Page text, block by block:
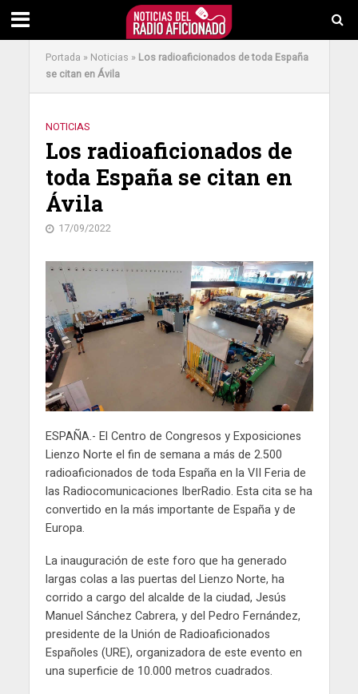
Portada » Noticias » Los radioaficionados de toda España
se citan en Ávila
NOTICIAS
Los radioaficionados de
toda España se citan en
Ávila
17/09/2022
ESPAÑA.- El Centro de Congresos y Exposiciones
Lienzo Norte el fin de semana a más de 2.500
radioaficionados de toda España en la VII Feria de
las Radiocomunicaciones IberRadio. Esta cita se ha
convertido en la más importante de España y de
Europa.
La inauguración de este foro que ha generado
largas colas a las puertas del Lienzo Norte, ha
corrido a cargo del alcalde de la ciudad, Jesús
Manuel Sánchez Cabrera, y del Pedro Fernández,
presidente de la Unión de Radioaficionados
Españoles (URE), organizadora de este evento en
una superficie de 10.000 metros cuadrados.